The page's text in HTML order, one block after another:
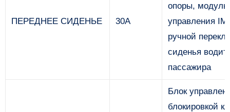
ПЕРЕДНЕЕ СИДЕНЬЕ 30А
опоры, модуль
управления
ручной
сиденья
пассажира
Блок
блокировкой